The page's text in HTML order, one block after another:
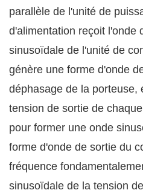
parallèle de l'unité de
d'alimentation reçoit l'onde
sinusoïdale de l'unité de
génère une forme d'onde
déphasage de la porteuse,
tension de sortie de
pour former une onde
forme d'onde de sortie du
fréquence
sinusoïdale de la tension